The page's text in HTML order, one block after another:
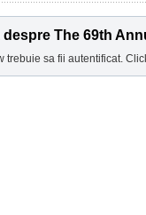
The 69th
trebuie sa fii autentificat.